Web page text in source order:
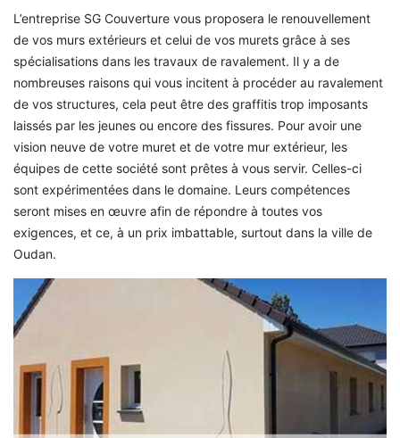
L’entreprise SG Couverture vous proposera le renouvellement
de vos murs extérieurs et celui de vos murets grâce à ses
spécialisations dans les travaux de ravalement. Il y a de
nombreuses raisons qui vous incitent à procéder au ravalement
de vos structures, cela peut être des graffitis trop imposants
laissés par les jeunes ou encore des fissures. Pour avoir une
vision neuve de votre muret et de votre mur extérieur, les
équipes de cette société sont prêtes à vous servir. Celles-ci
sont expérimentées dans le domaine. Leurs compétences
seront mises en œuvre afin de répondre à toutes vos
exigences, et ce, à un prix imbattable, surtout dans la ville de
Oudan.